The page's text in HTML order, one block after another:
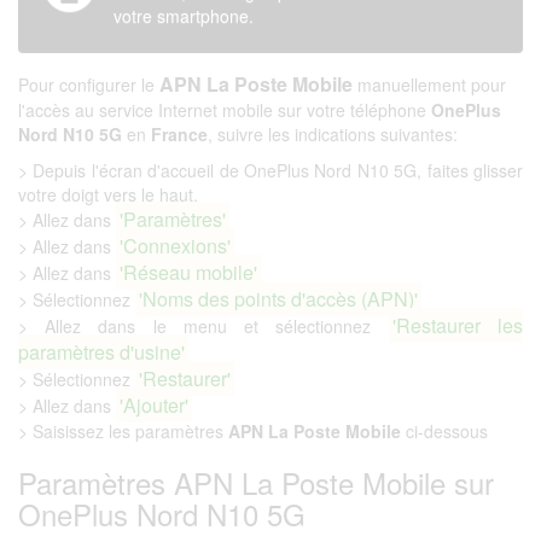
votre smartphone.
Pour configurer le APN La Poste Mobile manuellement pour
l'accès au service Internet mobile sur votre téléphone OnePlus
Nord N10 5G en France, suivre les indications suivantes:
> Depuis l'écran d'accueil de OnePlus Nord N10 5G, faites glisser
votre doigt vers le haut.
> Allez dans 'Paramètres'
> Allez dans 'Connexions'
> Allez dans 'Réseau mobile'
> Sélectionnez 'Noms des points d'accès (APN)'
> Allez dans le menu et sélectionnez
'Restaurer les
paramètres d'usine'
> Sélectionnez 'Restaurer'
> Allez dans 'Ajouter'
> Saisissez les paramètres APN La Poste Mobile ci-dessous
Paramètres APN La Poste Mobile sur
OnePlus Nord N10 5G